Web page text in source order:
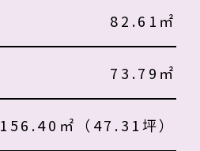
82.61㎡
73.79㎡
156.40㎡（47.31坪）